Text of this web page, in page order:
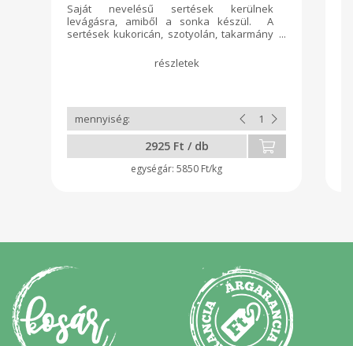
Saját nevelésű sertések kerülnek
levágásra, amiből a sonka készül. A
sertések kukoricán, szotyolán, takarmány
lesz tökéletes minőségű és ízű!
Hagyományos füstölésű és érlelésű,
fizetni!
2925 Ft / db
5850 Ft/kg